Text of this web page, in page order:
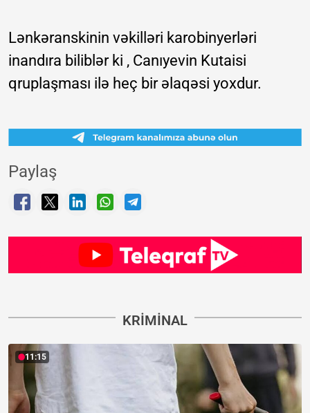
Lənkəranskinin vəkilləri karobinyerləri
inandıra biliblər ki , Canıyevin Kutaisi
qruplaşması ilə heç bir əlaqəsi yoxdur.
Paylaş
KRIMINAL
11:15